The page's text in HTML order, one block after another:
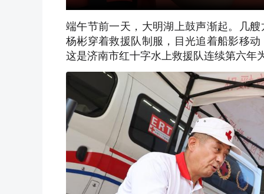
端午节前一天，大明湖上鼓声渐起。几
杨彬穿着救援队制服，目光追着船影移
这是济南市红十字水上救援队连续第六年